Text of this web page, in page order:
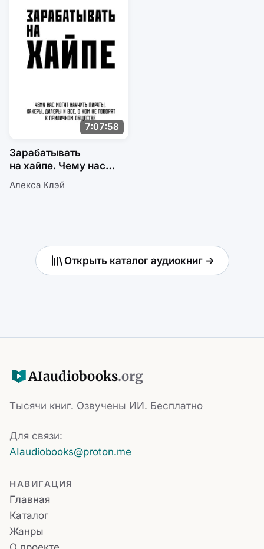
7:07:58
Зарабатывать
на хайпе. Чему нас
могут научить пираты,
хакеры, дилеры и все,
Алекса Клэй
Открыть каталог аудиокниг →
AIaudiobooks.org
Тысячи книг. Озвучены ИИ. Бесплатно
Для связи:
AIaudiobooks@proton.me
НАВИГАЦИЯ
Главная
Каталог
Жанры